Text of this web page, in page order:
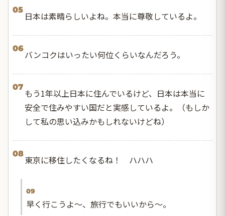
05
日本は素晴らしいよね。本当に尊敬しているよ。
06
バンコクはいったい何位くらいなんだろう。
07
もう1年以上日本に住んでいるけど、日本は本当に
安全で住みやすい国だと実感しているよ。（もしか
して私の思い込みかもしれないけどね）
08
東京に移住したくなるね！ ハハハ
09
早く行こうよ～、旅行でもいいから〜。